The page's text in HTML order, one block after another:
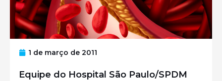
1 de março de 2011
Equipe do Hospital São Paulo/SPDM